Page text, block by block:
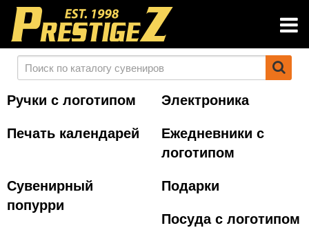
Ручки с логотипом
Электроника
Печать календарей
Ежедневники с
логотипом
Сувенирный
попурри
Подарки
Посуда с логотипом